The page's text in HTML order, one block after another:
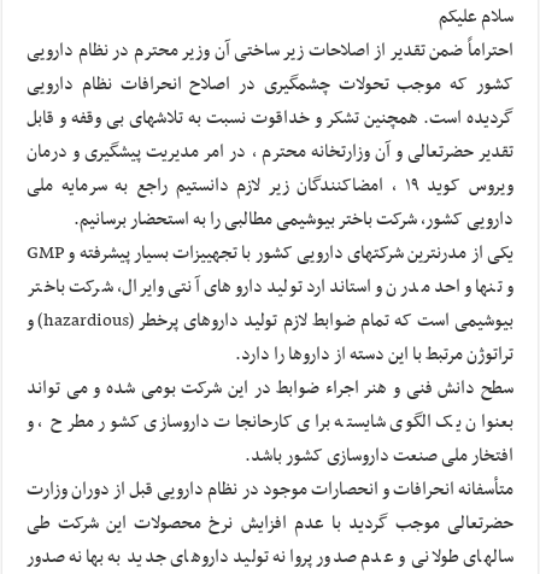
سلام علیکم
احتراماً ضمن تقدیر از اصلاحات زیر ساختی آن وزیر محترم در نظام دارویی
کشور که موجب تحولات چشمگیری در اصلاح انحرافات نظام دارویی
گردیده است. همچنین تشکر و خداقوت نسبت به تلاشهای بی وقفه و قابل
تقدیر حضرتعالی و آن وزارتخانه محترم ، در امر مدیریت پیشگیری و درمان
ویروس کوید ١٩ ، امضاکنندگان زیر لازم دانستیم راجع به سرمایه ملی
دارویی کشور، شرکت باختر بیوشیمی مطالبی را به استحضار برسانیم.
یکی از مدرنترین شرکتهای دارویی کشور با تجهییزات بسیار پیشرفته و GMP
و تنها واحد مدرن و استاندارد تولید داروهای آنتی وایرال، شرکت باختر
بیوشیمی است که تمام ضوابط لازم تولید داروهای پرخطر (hazardious) و
تراتوژن مرتبط با این دسته از داروها را دارد.
سطح دانش فنی و هنر اجراء ضوابط در این شرکت بومی شده و می تواند
بعنوان یک الگوی شایسته برای کارحانجات داروسازی کشور مطرح ، و
افتخار ملی صنعت داروسازی کشور باشد.
متأسفانه انحرافات و انحصارات موجود در نظام دارویی قبل از دوران وزارت
حضرتعالی موجب گردید با عدم افزایش نرخ محصولات این شرکت طی
سالهای طولانی و عدم صدور پروانه تولید داروهای جدید به بهانه صدور